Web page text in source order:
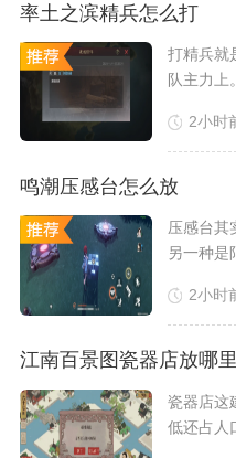
率土之滨精兵怎么打
打精兵就
队主力上
2小时
鸣潮压感台怎么放
压感台其
另一种是
2小时
江南百景图瓷器店放哪里
瓷器店这
低还占人